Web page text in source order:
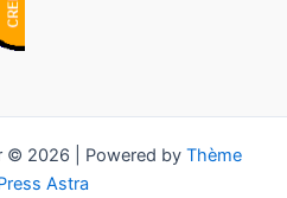
© 2026 | Powered by Thème
Astra